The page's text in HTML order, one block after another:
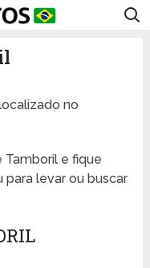
no
Tamboril e fique
para levar ou buscar